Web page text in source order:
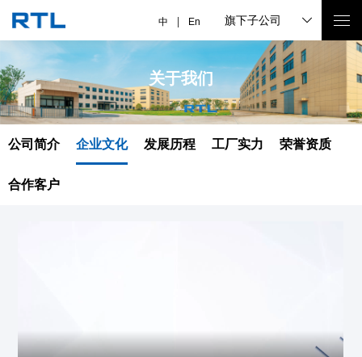
中 En 旗下子公司
关于我们
公司简介 企业文化 发展历程 工厂实力 荣誉资质
合作客户